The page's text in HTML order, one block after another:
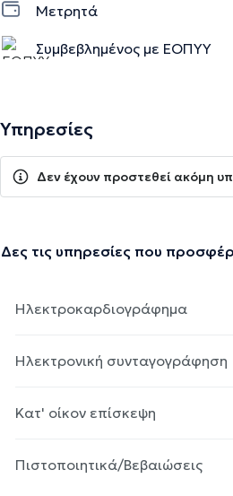
Μετρητά
Συμβεβλημένος με ΕΟΠΥΥ
Υπηρεσίες
Δεν έχουν προστεθεί ακόμη
Δες τις υπηρεσίες που
Ηλεκτροκαρδιογράφημα
Ηλεκτρονική συνταγογράφηση
Κατ' οίκον επίσκεψη
Πιστοποιητικά/Βεβαιώσεις